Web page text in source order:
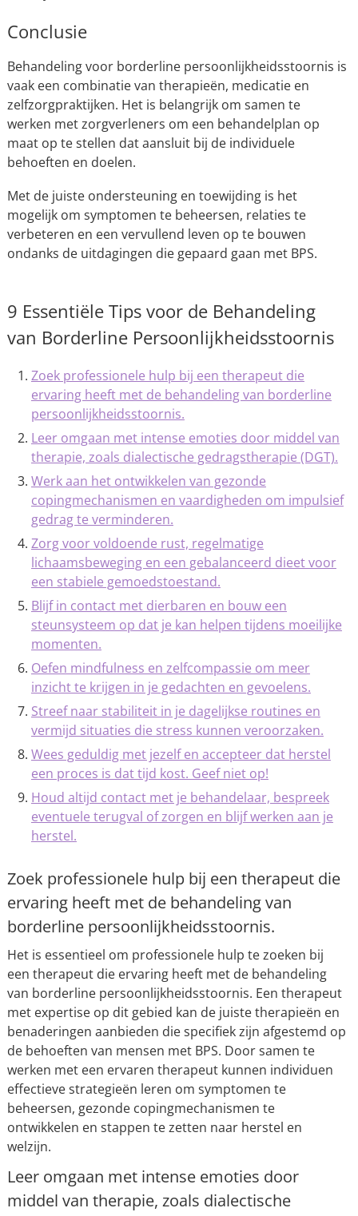
Conclusie
Behandeling voor borderline persoonlijkheidsstoornis is
vaak een combinatie van therapieën, medicatie en
zelfzorgpraktijken. Het is belangrijk om samen te
werken met zorgverleners om een behandelplan op
maat op te stellen dat aansluit bij de individuele
behoeften en doelen.
Met de juiste ondersteuning en toewijding is het
mogelijk om symptomen te beheersen, relaties te
verbeteren en een vervullend leven op te bouwen
ondanks de uitdagingen die gepaard gaan met BPS.
9 Essentiële Tips voor de Behandeling
van Borderline Persoonlijkheidsstoornis
Zoek professionele hulp bij een therapeut die
ervaring heeft met de behandeling van borderline
persoonlijkheidsstoornis.
Leer omgaan met intense emoties door middel van
therapie, zoals dialectische gedragstherapie (DGT).
Werk aan het ontwikkelen van gezonde
copingmechanismen en vaardigheden om impulsief
gedrag te verminderen.
Zorg voor voldoende rust, regelmatige
lichaamsbeweging en een gebalanceerd dieet voor
een stabiele gemoedstoestand.
Blijf in contact met dierbaren en bouw een
steunsysteem op dat je kan helpen tijdens moeilijke
momenten.
Oefen mindfulness en zelfcompassie om meer
inzicht te krijgen in je gedachten en gevoelens.
Streef naar stabiliteit in je dagelijkse routines en
vermijd situaties die stress kunnen veroorzaken.
Wees geduldig met jezelf en accepteer dat herstel
een proces is dat tijd kost. Geef niet op!
Houd altijd contact met je behandelaar, bespreek
eventuele terugval of zorgen en blijf werken aan je
herstel.
Zoek professionele hulp bij een therapeut die
ervaring heeft met de behandeling van
borderline persoonlijkheidsstoornis.
Het is essentieel om professionele hulp te zoeken bij
een therapeut die ervaring heeft met de behandeling
van borderline persoonlijkheidsstoornis. Een therapeut
met expertise op dit gebied kan de juiste therapieën en
benaderingen aanbieden die specifiek zijn afgestemd op
de behoeften van mensen met BPS. Door samen te
werken met een ervaren therapeut kunnen individuen
effectieve strategieën leren om symptomen te
beheersen, gezonde copingmechanismen te
ontwikkelen en stappen te zetten naar herstel en
welzijn.
Leer omgaan met intense emoties door
middel van therapie, zoals dialectische